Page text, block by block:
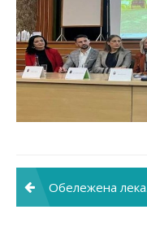
Post
navigation
Обележена лекарска слава Свети Врачи Козман и Дамјан